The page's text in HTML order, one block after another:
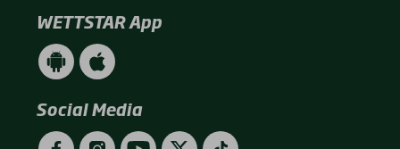
WETTSTAR App
WETTSTAR
App
(Android
/
Google
Play)
WETTSTAR
App
(Apple
/
App
Store)
Social Media
FacebookInstagramYouTubeTwitterTikTok